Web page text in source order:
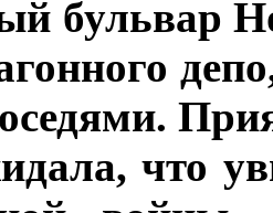
бульвар
что